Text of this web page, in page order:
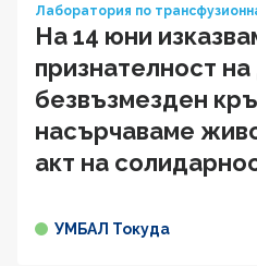
Лаборатория по
На 14 юни
признателност
безвъзмезден
насърчаваме
акт на
УМБАЛ Токуда